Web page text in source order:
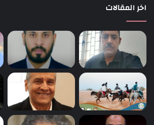
اخر المقالات